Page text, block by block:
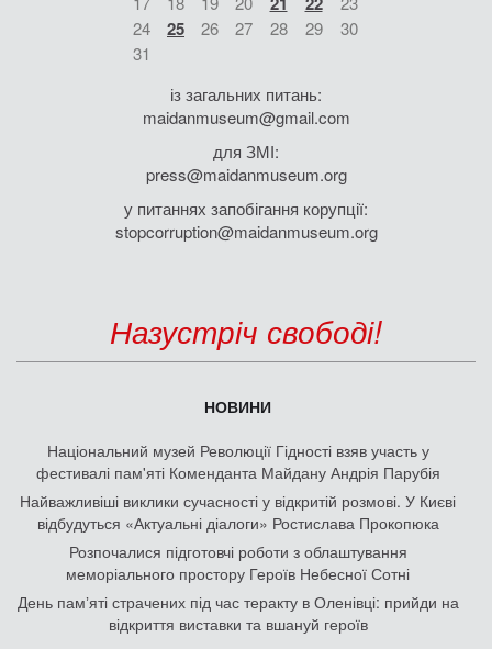
24
25 26 27 28 29
30
31
із загальних питань:
maidanmuseum@gmail.com
для ЗМІ:
press@maidanmuseum.org
у питаннях запобігання корупції:
stopcorruption@maidanmuseum.org
Назустріч свободі!
НОВИНИ
Національний музей Революції Гідності взяв участь у
фестивалі пам'яті Коменданта Майдану Андрія Парубія
Найважливіші виклики сучасності у відкритій розмові. У Києві
відбудуться «Актуальні діалоги» Ростислава Прокопюка
Розпочалися підготовчі роботи з облаштування
меморіального простору Героїв Небесної Сотні
День памʼяті страчених під час теракту в Оленівці: прийди на
відкриття виставки та вшануй героїв